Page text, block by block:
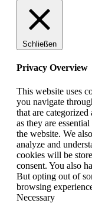
Schließen
Privacy Overview
This website uses
you navigate
that are categorized
as they are
the website. We
analyze and
cookies will be
consent. You also
But opting out of
browsing
Necessary